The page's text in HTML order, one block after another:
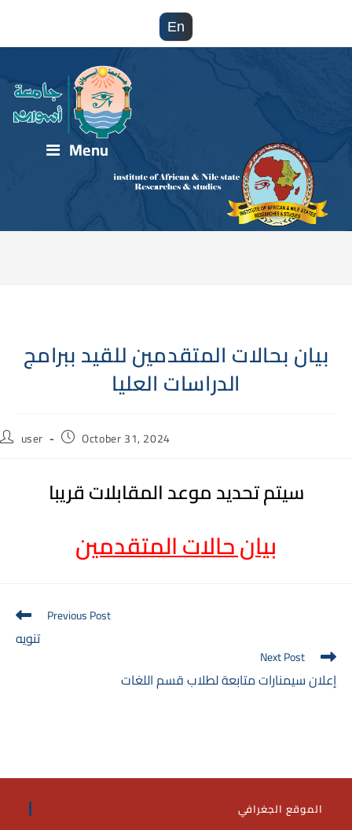
En
Menu
بيان بحالات المتقدمين للقيد ببرامج
الدراسات العليا
Postuser PostOctober 31, 2024
سيتم تحديد موعد المقابلات قريبا
بيان حالات المتقدمين
Read
more
articles
Previous Post
تنويه
Next Post
إعلان سيمنارات متابعة لطلاب قسم اللغات
الموقع الجغرافي